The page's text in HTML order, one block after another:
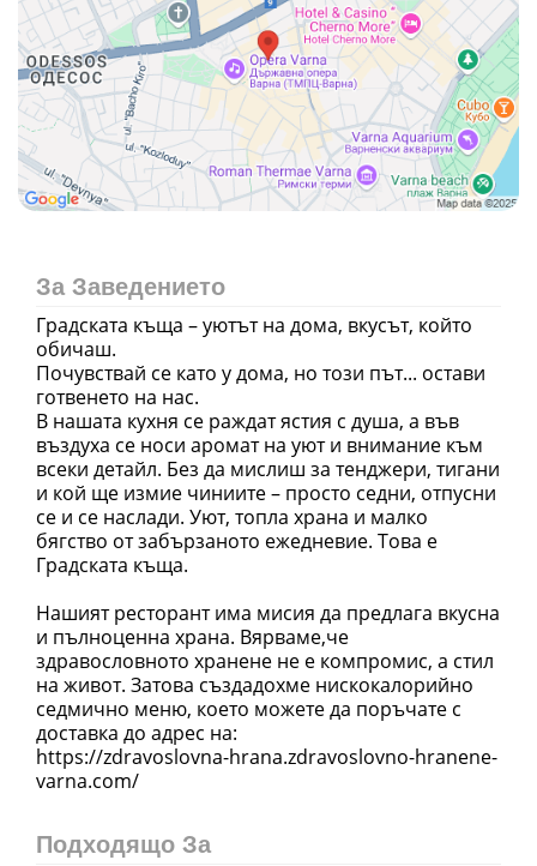
За Заведението
Градската къща – уютът на дома, вкусът, който
обичаш.
Почувствай се като у дома, но този път... остави
готвенето на нас.
В нашата кухня се раждат ястия с душа, а във
въздуха се носи аромат на уют и внимание към
всеки детайл. Без да мислиш за тенджери, тигани
и кой ще измие чиниите – просто седни, отпусни
се и се наслади. Уют, топла храна и малко
бягство от забързаното ежедневие. Това е
Градската къща.
Нашият ресторант има мисия да предлага вкусна
и пълноценна храна. Вярваме,че
здравословното хранене не е компромис, а стил
на живот. Затова създадохме нискокалорийно
седмично меню, което можете да поръчате с
доставка до адрес на:
https://zdravoslovna-hrana.zdravoslovno-hranene-
varna.com/
Подходящо За